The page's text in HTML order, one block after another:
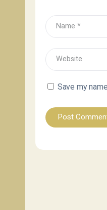
Save my